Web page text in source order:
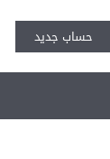
حساب جديد